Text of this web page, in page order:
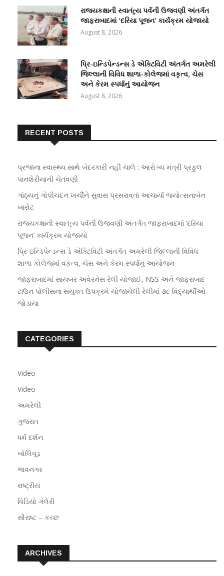
રાજ્યકક્ષાની સ્વાતંત્ર્ય પર્વની ઉજવણી અંતર્ગત
જાફરાબાદમાં ‘દરિયા પૂજન’ કાર્યક્રમ યોજાયો
August 8, 2026
પ્રિ-ઇન્ડિપેન્ડન્સ ડે એક્ટિવિટી અંતર્ગત અમરેલી
જિલ્લાની વિવિધ શાળા-કોલેજમાં વકૃત્વ, ચેસ
અને કેરમ સ્પર્ધાનું આયોજન
August 8, 2026
RECENT POSTS
પ્રજાના સ્વાસ્થ્ય સાથે બેદરકારી નહીં ચાલે : આરોગ્ય મંત્રી પ્રફુલ
પાનશેરીયાની ચેતવણી
ગાંઠ્યનું ગોપીચંદન ખર્ચીને સુવાસ પ્રસરાવતાં આચાર્યા જ્યોત્સનાબેન
બારોટ
રાજ્યકક્ષાની સ્વાતંત્ર્ય પર્વની ઉજવણી અંતર્ગત જાફરાબાદમાં ‘દરિયા
પૂજન’ કાર્યક્રમ યોજાયો
પ્રિ-ઇન્ડિપેન્ડન્સ ડે એક્ટિવિટી અંતર્ગત અમરેલી જિલ્લાની વિવિધ
શાળા-કોલેજમાં વકૃત્વ, ચેસ અને કેરમ સ્પર્ધાનું આયોજન
જાફરાબાદમાં સાયબર અવેરનેસ રેલી યોજાઈ, NSS અને જાફરાબાદ
ટાઉન પોલીસના સંયુક્ત ઉપક્રમે યોજાયેલી રેલીમાં ૩૮ વિદ્યાર્થીઓ
જોડાયા
CATEGORIES
Video
Video
અમરેલી
ગુજરાત
ધર્મ દર્શન
બોલિવૂડ
ભાવનગર
રાષ્ટ્રીય
વિડિયો ગેલેરી
સૌરાષ્ટ – કચ્છ
ARCHIVES